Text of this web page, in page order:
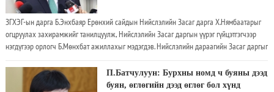
ЗГХЭГ-ын дарга Б.Энхбаяр Ерөнхий сайдын Нийслэлийн Засаг дарга Х.Нямбаатарыг
огцруулах захирамжийг танилцуулж, Нийслэлийн Засаг даргын үүрэг гүйцэтгэгчээр
нэгдүгээр орлогч Б.Мөнхбат ажиллахыг мэдэгдэв. Нийслэлийн дараагийн Засаг даргыг
дөнгөж сая нэгдмэл Монгол Улсын Ерөнхий сайдын захирамжийг танилцууллаа
П.Батчулуун: Бурхны номд ч буяны дээд
буян, өглөгийн дээд өглөг бол хүнд